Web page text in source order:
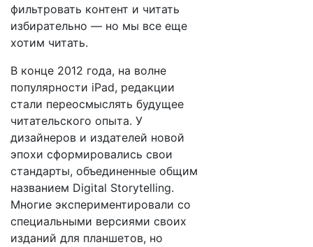
фильтровать контент и читать
избирательно — но мы все еще
хотим читать.
В конце 2012 года, на волне
популярности iPad, редакции
стали переосмыслять будущее
читательского опыта. У
дизайнеров и издателей новой
эпохи сформировались свои
стандарты, объединенные общим
названием Digital Storytelling.
Многие экспериментировали со
специальными версиями своих
изданий для планшетов, но